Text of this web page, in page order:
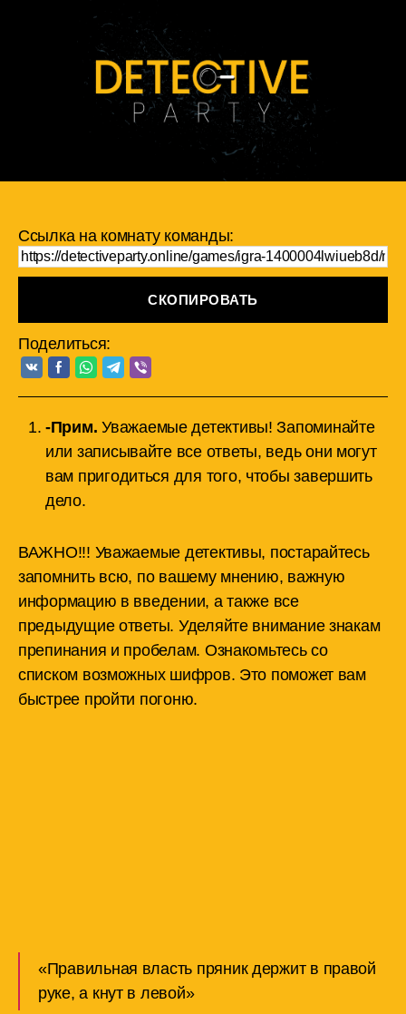
Ссылка на комнату команды:
СКОПИРОВАТЬ
Поделиться:
-Прим.Уважаемые детективы! Запоминайте
или записывайте все ответы, ведь они могут
вам пригодиться для того, чтобы завершить
дело.
ВАЖНО!!! Уважаемые детективы, постарайтесь
запомнить всю, по вашему мнению, важную
информацию в введении, а также все
предыдущие ответы. Уделяйте внимание знакам
препинания и пробелам. Ознакомьтесь со
списком возможных шифров. Это поможет вам
быстрее пройти погоню.
«Правильная власть пряник держит в правой
руке, а кнут в левой»